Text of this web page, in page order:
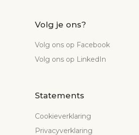
Volg je ons?
Volg ons op Facebook
Volg ons op LinkedIn
Statements
Cookieverklaring
Privacyverklaring